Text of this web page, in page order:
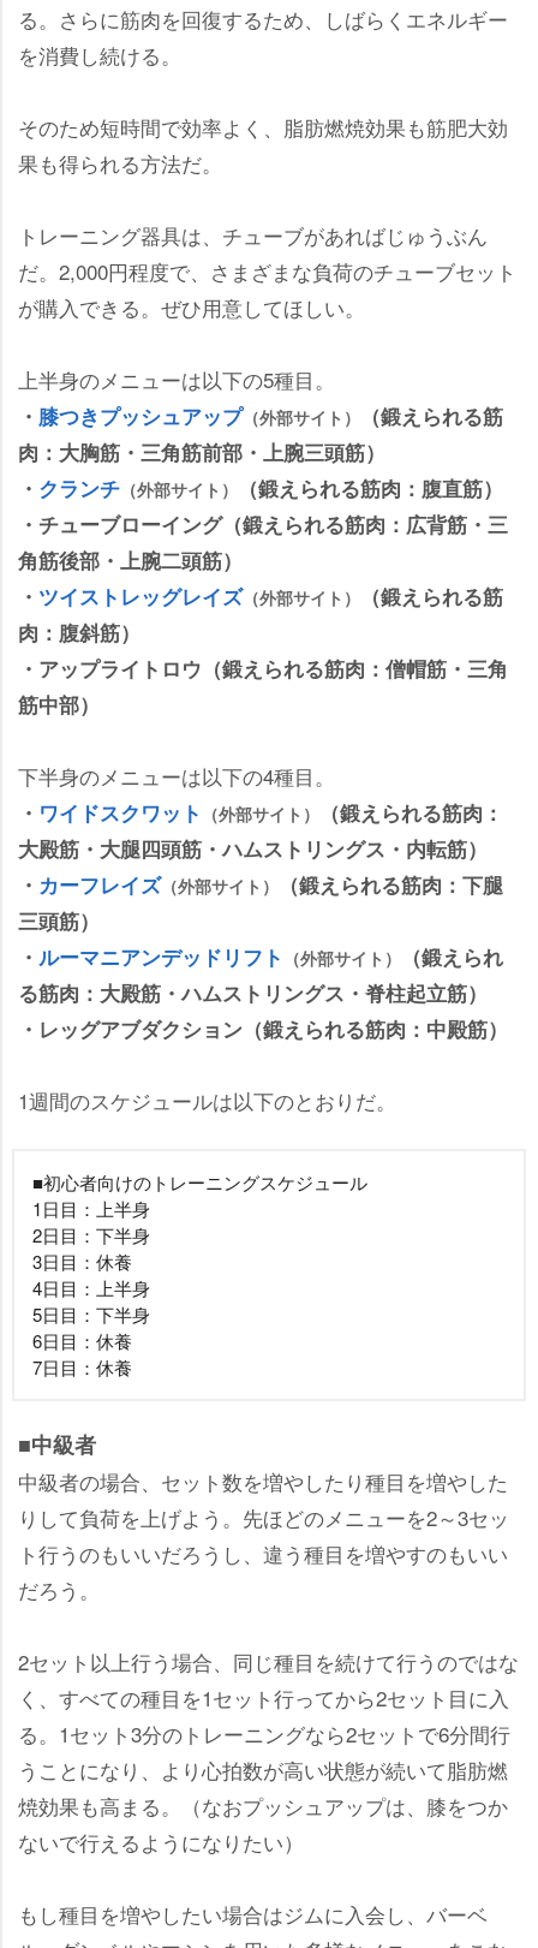
る。さらに筋肉を回復するため、しばらくエネルギー
を消費し続ける。
そのため短時間で効率よく、脂肪燃焼効果も筋肥大効
果も得られる方法だ。
トレーニング器具は、チューブがあればじゅうぶん
だ。2,000円程度で、さまざまな負荷のチューブセット
が購入できる。ぜひ用意してほしい。
上半身のメニューは以下の5種目。
・ 膝つきプッシュアップ（外部サイト）
（鍛えられる筋
肉：大胸筋・三角筋前部・上腕三頭筋）
・ クランチ （外部サイト）
（鍛えられる筋肉：腹直筋）
・チューブローイング（鍛えられる筋肉：広背筋・三
角筋後部・上腕二頭筋）
・ ツイストレッグレイズ（外部サイト）
（鍛えられる筋
肉：腹斜筋）
・アップライトロウ（鍛えられる筋肉：僧帽筋・三角
筋中部）
下半身のメニューは以下の4種目。
・ ワイドスクワット （外部サイト）
（鍛えられる筋肉：
大殿筋・大腿四頭筋・ハムストリングス・内転筋）
・ カーフレイズ（外部サイト）
（鍛えられる筋肉：下腿
三頭筋）
・ ルーマニアンデッドリフト （外部サイト）
（鍛えられ
る筋肉：大殿筋・ハムストリングス・脊柱起立筋）
・レッグアブダクション（鍛えられる筋肉：中殿筋）
1週間のスケジュールは以下のとおりだ。
■初心者向けのトレーニングスケジュール
1日目：上半身
2日目：下半身
3日目：休養
4日目：上半身
5日目：下半身
6日目：休養
7日目：休養
■中級者
中級者の場合、セット数を増やしたり種目を増やした
りして負荷を上げよう。先ほどのメニューを2～3セッ
ト行うのもいいだろうし、違う種目を増やすのもいい
だろう。
2セット以上行う場合、同じ種目を続けて行うのではな
く、すべての種目を1セット行ってから2セット目に入
る。1セット3分のトレーニングなら2セットで6分間行
うことになり、より心拍数が高い状態が続いて脂肪燃
焼効果も高まる。（なおプッシュアップは、膝をつか
ないで行えるようになりたい）
もし種目を増やしたい場合はジムに入会し、バーベ